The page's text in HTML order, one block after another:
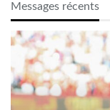
Messages récents